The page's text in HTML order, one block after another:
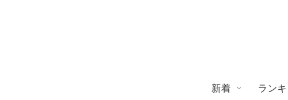
新着 ラン